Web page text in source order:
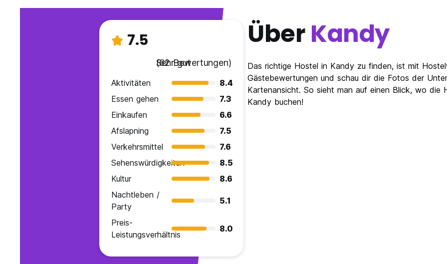
7.5
Sehr gut
(62 Bewertungen)
Aktivitäten
8.4
Essen gehen
7.3
Einkaufen
6.6
Afslapning
7.5
Verkehrsmittel
7.6
Sehenswürdigkeiten
8.5
Kultur
8.6
Nachtleben /
Party
5.1
Preis-
Leistungsverhältnis
8.0
ÜberKandy
Das richtige Hostel in Kandy zu finden, ist mit
Gästebewertungen und schau dir die Fotos der
Kartenansicht. So sieht man auf einen Blick, wo
Kandy buchen!